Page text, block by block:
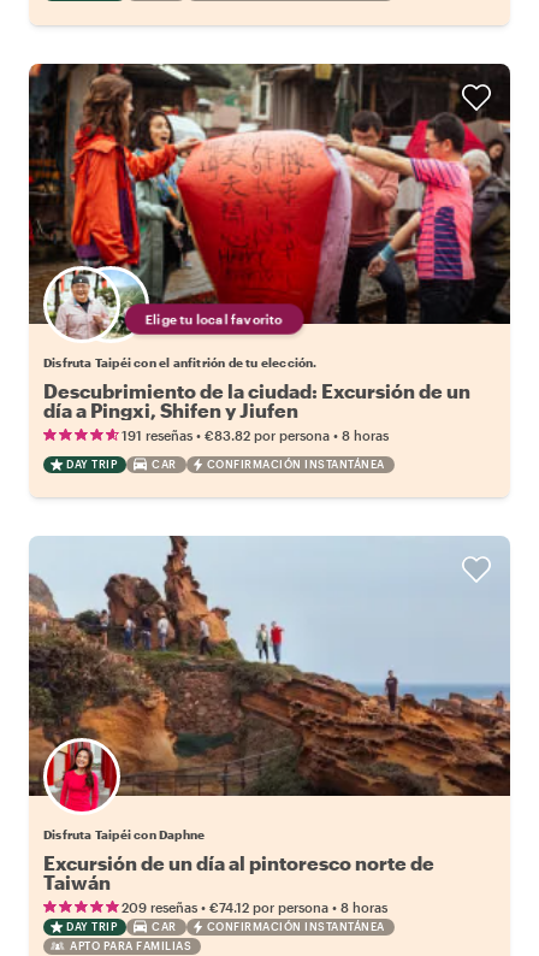
Elige tu local favorito
Disfruta Taipéi con el anfitrión de tu elección.
Descubrimiento de la ciudad: Excursión de un
día a Pingxi, Shifen y Jiufen
191 reseñas • €83.82 por persona • 8 horas
DAY TRIP CAR CONFIRMACIÓN INSTANTÁNEA
Disfruta Taipéi con Daphne
Excursión de un día al pintoresco norte de
Taiwán
209 reseñas • €74.12 por persona • 8 horas
DAY TRIP CAR
CONFIRMACIÓN INSTANTÁNEA
APTO PARA FAMILIAS